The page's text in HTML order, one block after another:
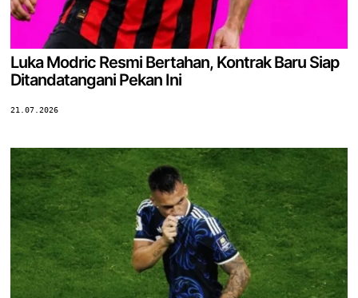
Luka Modric Resmi Bertahan, Kontrak Baru Siap
Ditandatangani Pekan Ini
21.07.2026